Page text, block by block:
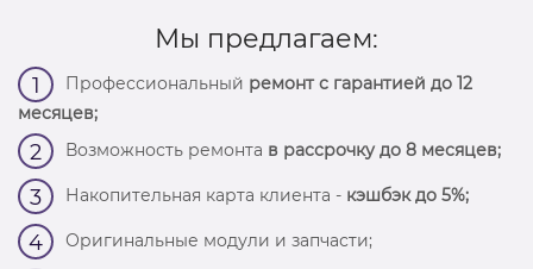
Мы предлагаем:
1 Профессиональный ремонт с гарантией до 12
месяцев;
2 Возможность ремонта в рассрочку до 8 месяцев;
3 Накопительная карта клиента - кэшбэк до 5%;
4 Оригинальные модули и запчасти;